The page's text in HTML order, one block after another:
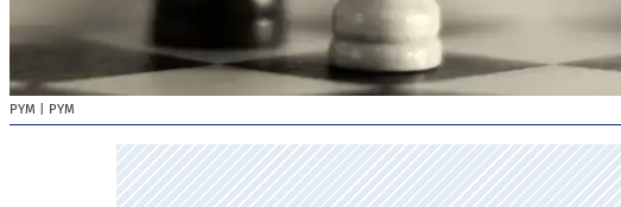
PYM | PYM